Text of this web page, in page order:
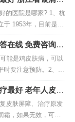
膏，以获得更好的效
主要成分是由土槿
白藓皮、...
的医院是哪家? 1、杭
1953年，目前是杭
学重点学科、国家中
三院，浙江大学医学
医院都可以。3、老是
搜一下杭州第三医
在线 免费咨询皮
能是鸡皮肤病，可以
要注意预防。2、是
出现皮肤脱皮脱屑红
的。可以外用抗真菌
疗一周左右就会慢慢
头孢类消炎药，不要
最好 老年人皮肤
皮肤屏障、治疗原发
，如果无效，可以